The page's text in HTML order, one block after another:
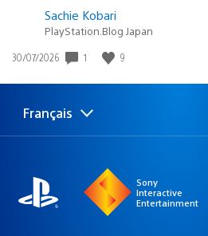
Sachie Kobari
PlayStation.Blog Japan
Date
publication
30/07/2026 1 9
Choisir
Région
Français
Sony
Interactive
Entertainment